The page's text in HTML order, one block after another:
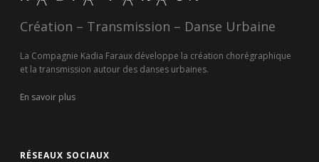
Création – Transmission – Danse Urbaine
La Compagnie Kadia Faraux développe la création chorégraphique
et la transmission autour des danses urbaines.
En savoir plus
RÉSEAUX SOCIAUX